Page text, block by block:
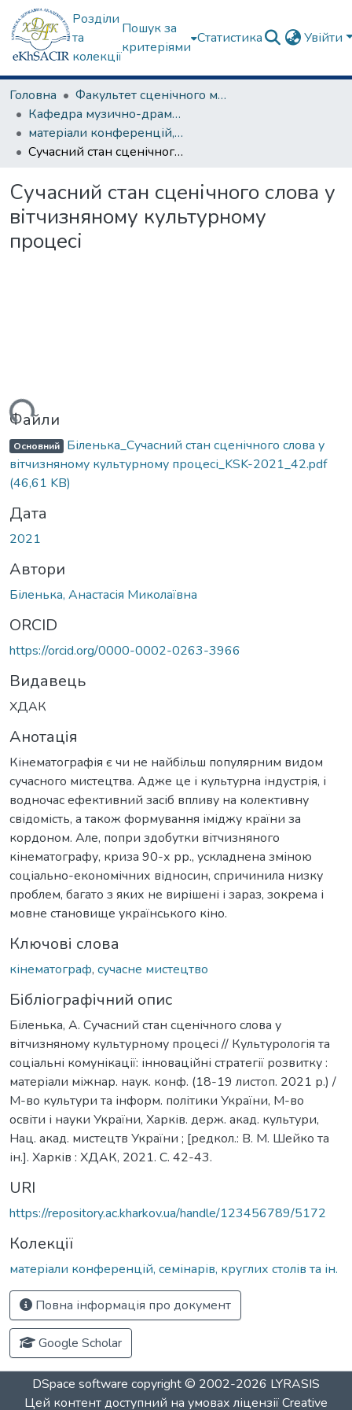
Розділи
та
колекції
Пошук за
критеріями
Статистика Увійти
Головна
Факультет сценічного мистецтва
Кафедра музично-драматичного театру
матеріали конференцій, семінарів, круглих столів та ін.
Сучасний стан сценічного слова у вітчизняному культурному процесі
Сучасний стан сценічного слова у
вітчизняному культурному
процесі
Файли
Основний Біленька_Сучасний стан сценічного слова у
вітчизняному культурному процесі_KSK-2021_42.pdf
(46,61 KB)
Дата
2021
Автори
Біленька, Анастасія Миколаївна
ORCID
https://orcid.org/0000-0002-0263-3966
Видавець
ХДАК
Анотація
Кінематографія є чи не найбільш популярним видом
сучасного мистецтва. Адже це і культурна індустрія, і
водночас ефективний засіб впливу на колективну
свідомість, а також формування іміджу країни за
кордоном. Але, попри здобутки вітчизняного
кінематографу, криза 90-х рр., ускладнена зміною
соціально-економічних відносин, спричинила низку
проблем, багато з яких не вирішені і зараз, зокрема і
мовне становище українського кіно.
Ключові слова
кінематограф, сучасне мистецтво
Бібліографічний опис
Біленька, А. Сучасний стан сценічного слова у
вітчизняному культурному процесі // Культурологія та
соціальні комунікації: інноваційні стратегії розвитку :
матеріали міжнар. наук. конф. (18-19 листоп. 2021 р.) /
М-во культури та інформ. політики України, М-во
освіти і науки України, Харків. держ. акад. культури,
Нац. акад. мистецтв України ; [редкол.: В. М. Шейко та
ін.]. Харків : ХДАК, 2021. С. 42-43.
URI
https://repository.ac.kharkov.ua/handle/123456789/5172
Колекції
матеріали конференцій, семінарів, круглих столів та ін.
Повна інформація про документ
Google Scholar
DSpace software copyright © 2002-2026 LYRASIS
Цей контент доступний на умовах ліцензіїCreative